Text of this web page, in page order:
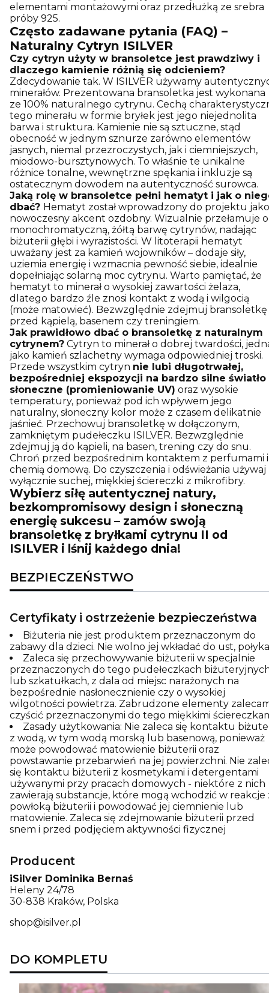
elementami montażowymi oraz przedłużką ze srebra
próby 925.
Często zadawane pytania (FAQ) –
Naturalny Cytryn ISILVER
Czy cytryn użyty w bransoletce jest prawdziwy i
dlaczego kamienie różnią się odcieniem?
Zdecydowanie tak. W ISILVER używamy
minerałów. Prezentowana bransoletka jest wykonana
ze 100% naturalnego cytrynu. Cechą
tego minerału w formie bryłek jest jego niejednolita
barwa i struktura. Kamienie nie są sztuczne, stąd
obecność w jednym sznurze zarówno elementów
jasnych, niemal przezroczystych, jak i ciemniejszych,
miodowo-bursztynowych. To właśnie te unikalne
różnice tonalne, wewnętrzne spękania i inkluzje są
ostatecznym dowodem na autentyczność surowca.
Jaką rolę w bransoletce pełni hematyt i jak o
dbać? Hematyt został wprowadzony do projektu jako
nowoczesny akcent ozdobny. Wizualnie przełamuje
monochromatyczną, żółtą barwę cytrynów, nadając
biżuterii głębi i wyrazistości. W litoterapii hematyt
uważany jest za kamień wojowników – dodaje siły,
uziemia energię i wzmacnia pewność siebie, idealnie
dopełniając solarną moc cytrynu. Warto pamiętać, że
hematyt to minerał o wysokiej zawartości żelaza,
dlatego bardzo źle znosi kontakt z wodą i wilgocią
(może matowieć). Bezwzględnie zdejmuj bransoletkę
przed kąpielą, basenem czy treningiem.
Jak prawidłowo dbać o bransoletkę z naturalnym
cytrynem? Cytryn to minerał o dobrej twardości,
jako kamień szlachetny wymaga odpowiedniej troski.
Przede wszystkim cytryn nie lubi długotrwałej,
bezpośredniej ekspozycji na bardzo silne światło
słoneczne (promieniowanie UV) oraz wysokie
temperatury, ponieważ pod ich wpływem jego
naturalny, słoneczny kolor może z czasem delikatnie
jaśnieć. Przechowuj bransoletkę w dołączonym,
zamkniętym pudełeczku ISILVER. Bezwzględnie
zdejmuj ją do kąpieli, na basen, trening czy do snu.
Chroń przed bezpośrednim kontaktem z perfumami i
chemią domową. Do czyszczenia i odświeżania używaj
wyłącznie suchej, miękkiej ściereczki z mikrofibry.
Wybierz siłę autentycznej natury,
bezkompromisowy design i słoneczną
energię sukcesu – zamów swoją
bransoletkę z bryłkami cytrynu II od
ISILVER i lśnij każdego dnia!
BEZPIECZEŃSTWO
Certyfikaty i ostrzeżenie bezpieczeństwa
Biżuteria nie jest produktem przeznaczonym do
zabawy dla dzieci. Nie wolno jej wkładać do ust,
Zaleca się przechowywanie biżuterii w specjalnie
przeznaczonych do tego pudełeczkach
lub szkatułkach, z dala od miejsc narażonych na
bezpośrednie nasłonecznienie czy o wysokiej
wilgotności powietrza. Zabrudzone elementy
czyścić przeznaczonymi do tego miękkimi
Zasady użytkowania: Nie zaleca się kontaktu
z wodą, w tym wodą morską lub basenową, ponieważ
może powodować matowienie biżuterii oraz
powstawanie przebarwień na jej powierzchni. Nie
się kontaktu biżuterii z kosmetykami i detergentami
używanymi przy pracach domowych - niektóre z nich
zawierają substancje, które mogą wchodzić w reakcje
powłoką biżuterii i powodować jej ciemnienie lub
matowienie. Zaleca się zdejmowanie biżuterii przed
snem i przed podjęciem aktywności fizycznej
Producent
iSilver Dominika Bernaś
Heleny 24/78
30-838 Kraków, Polska
shop@isilver.pl
DO KOMPLETU